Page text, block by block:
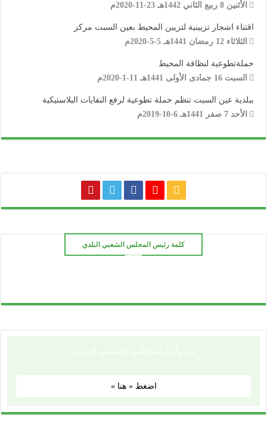
الأثنين 8 ربيع الثاني 1442هـ 23-11-2020م
اقتناء اشجار تزيينية لتزيين المحيط بعين السبت مركز
الثلاثاء 12 رمضان 1441هـ 5-5-2020م
حملةتطوعية لنظافة المحيط
السبت 16 جمادى الأولى 1441هـ 11-1-2020م
ببلدية عين السبت تنظم حملة تطوعية لرفع النفايات البلاستيكية
الأحد 7 صفر 1441هـ 6-10-2019م
كلمة رئيس المجلس الشعبي البلدي
ـــــــ
اضغط « هنا »